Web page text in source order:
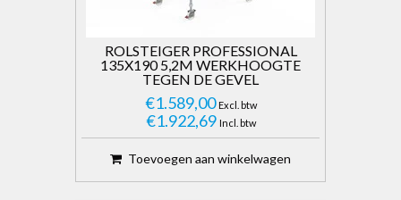
ROLSTEIGER PROFESSIONAL
135X190 5,2M WERKHOOGTE
TEGEN DE GEVEL
€1.589,00 Excl. btw
€1.922,69 Incl. btw
Toevoegen aan winkelwagen